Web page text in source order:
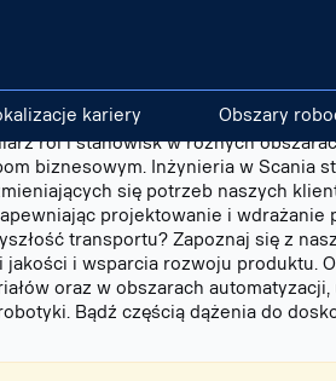
kariery Obszary
ról i stanowisk w różnych
biznesowym. Inżynieria w Scania
się potrzeb naszych
projektowanie i
transportu? Zapoznaj się z
i wsparcia rozwoju produktu.
oraz w obszarach
Bądź częścią dążenia do